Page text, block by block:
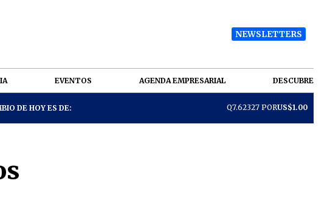
NEWSLETTERS
EVENTOS AGENDA EMPRESARIAL DESCUBRE
DE HOY ES DE: Q7.62327 PORUS$1.00